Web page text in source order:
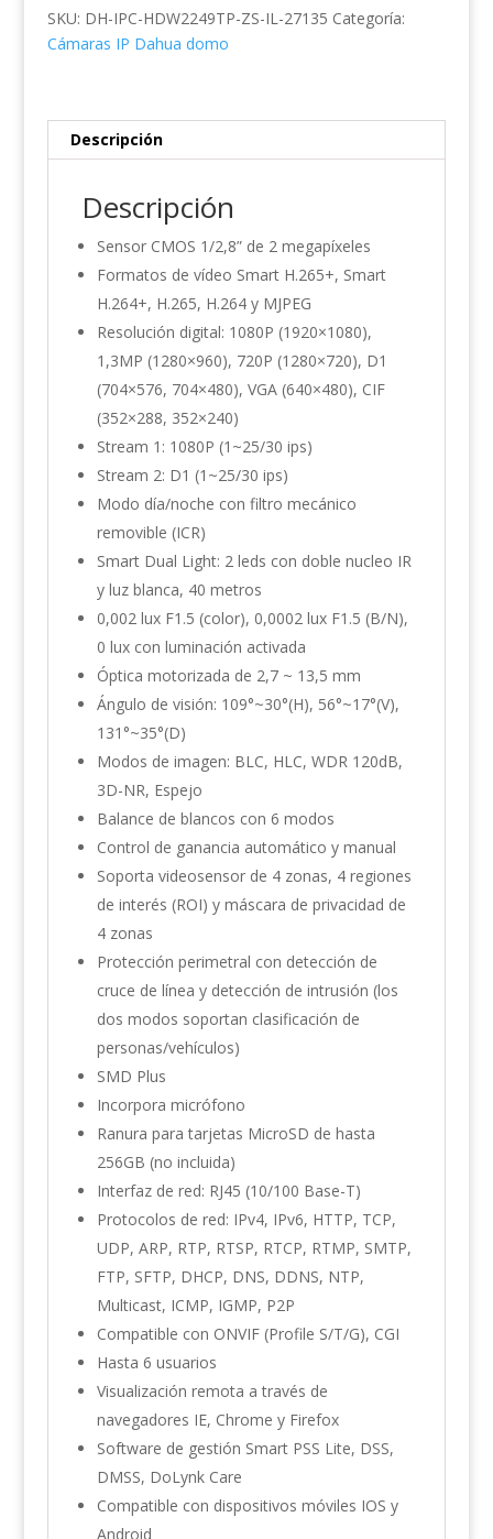
ZS-
IL-
SKU: DH-IPC-HDW2249TP-ZS-IL-27135 Categoría:
Cámaras IP Dahua domo
Descripción
Descripción
Sensor CMOS 1/2,8” de 2 megapíxeles
Formatos de vídeo Smart H.265+, Smart
H.264+, H.265, H.264 y MJPEG
Resolución digital: 1080P (1920×1080),
1,3MP (1280×960), 720P (1280×720), D1
(704×576, 704×480), VGA (640×480), CIF
(352×288, 352×240)
Stream 1: 1080P (1~25/30 ips)
Stream 2: D1 (1~25/30 ips)
Modo día/noche con filtro mecánico
removible (ICR)
Smart Dual Light: 2 leds con doble nucleo IR
y luz blanca, 40 metros
0,002 lux F1.5 (color), 0,0002 lux F1.5 (B/N),
0 lux con luminación activada
Óptica motorizada de 2,7 ~ 13,5 mm
Ángulo de visión: 109°~30°(H), 56°~17°(V),
131°~35°(D)
Modos de imagen: BLC, HLC, WDR 120dB,
3D-NR, Espejo
Balance de blancos con 6 modos
Control de ganancia automático y manual
Soporta videosensor de 4 zonas, 4 regiones
de interés (ROI) y máscara de privacidad de
4 zonas
Protección perimetral con detección de
cruce de línea y detección de intrusión (los
dos modos soportan clasificación de
personas/vehículos)
SMD Plus
Incorpora micrófono
Ranura para tarjetas MicroSD de hasta
256GB (no incluida)
Interfaz de red: RJ45 (10/100 Base-T)
Protocolos de red: IPv4, IPv6, HTTP, TCP,
UDP, ARP, RTP, RTSP, RTCP, RTMP, SMTP,
FTP, SFTP, DHCP, DNS, DDNS, NTP,
Multicast, ICMP, IGMP, P2P
Compatible con ONVIF (Profile S/T/G), CGI
Hasta 6 usuarios
Visualización remota a través de
navegadores IE, Chrome y Firefox
Software de gestión Smart PSS Lite, DSS,
DMSS, DoLynk Care
Compatible con dispositivos móviles IOS y
Android